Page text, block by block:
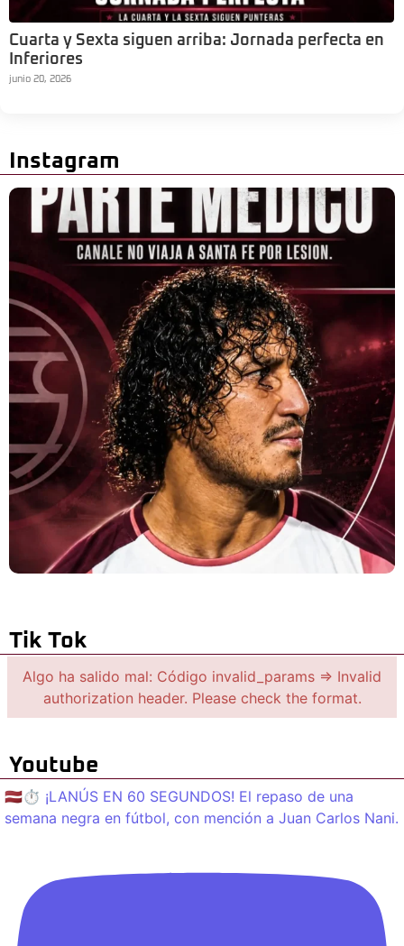
Cuarta y Sexta siguen arriba: Jornada perfecta en
Inferiores
junio 20, 2026
Instagram
Tik Tok
Algo ha salido mal: Código invalid_params => Invalid
authorization header. Please check the format.
Youtube
🇱🇻⏱️ ¡LANÚS EN 60 SEGUNDOS! El repaso de una
semana negra en fútbol, con mención a Juan Carlos Nani.